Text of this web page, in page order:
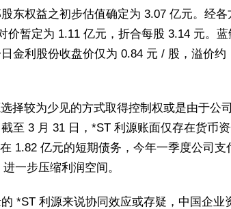
东权益之初步估值确定为 3.07 亿元。经各
价暂定为 1.11 亿元，折合每股 3.14 元。蓝
金利股份收盘价仅为 0.84 元 / 股，溢价约
择较为少见的方式取得控制权或是由于公
至 3 月 31 日，*ST 利源账面仅存在货币
1.82 亿元的短期债务，今年一季度公司支
一步压缩利润空间。
*ST 利源来说协同效应或存疑，中国企业